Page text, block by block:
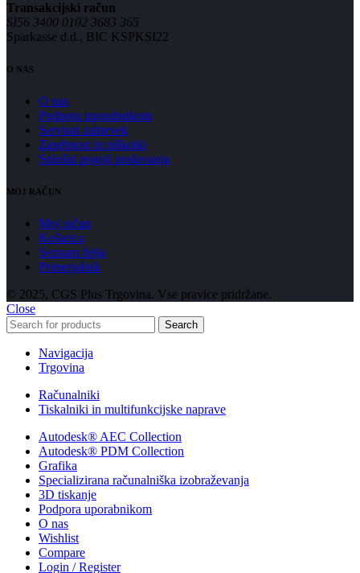
Transakcijski račun
SI56 3400 0102 3683 365
Sparkasse d.d., BIC KSPKSI22
O NAS
O nas
Podpora uporabnikom
Servisni zahtevek
Zasebnost in piškotki
Splošni pogoji poslovanja
MOJ RAČUN
Moj račun
Košarica
Seznam želja
Primerjalnik
© 2025, CGS Plus Trgovina. Vse pravice pridržane.
Close
Search
Navigacija
Trgovina
Računalniki
Tiskalniki in multifunkcijske naprave
Autodesk® AEC Collection
Autodesk® PDM Collection
Grafika
Specializirana računalniška izobraževanja
3D tiskanje
Podpora uporabnikom
O nas
Wishlist
Compare
Login / Register